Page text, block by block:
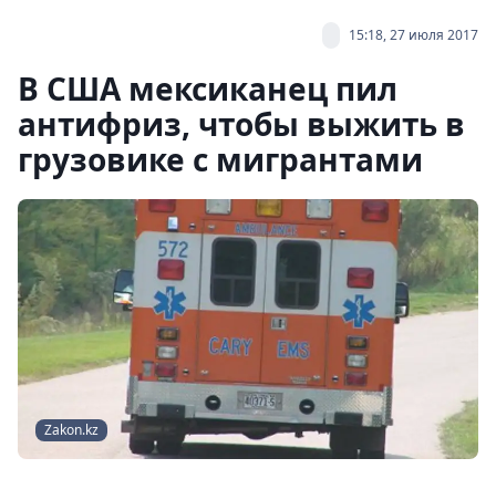
15:18, 27 июля 2017
В США мексиканец пил
антифриз, чтобы выжить в
грузовике с мигрантами
Zakon.kz